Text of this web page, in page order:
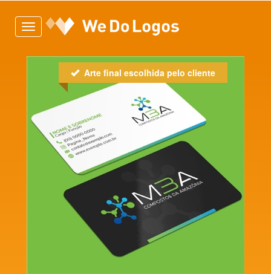
Toggle
navigation
Arte final escolhida pelo cliente